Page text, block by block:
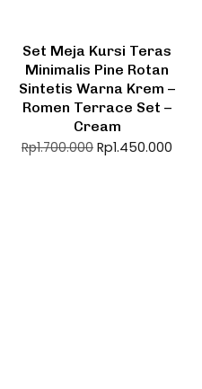
Set Meja Kursi Teras
Minimalis Pine Rotan
Sintetis Warna Krem –
Romen Terrace Set –
Cream
Rp1.700.000 Rp1.450.000